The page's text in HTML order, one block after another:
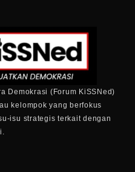
Demokrasi (Forum KiSSNed)
kelompok yang berfokus
isu strategis terkait dengan